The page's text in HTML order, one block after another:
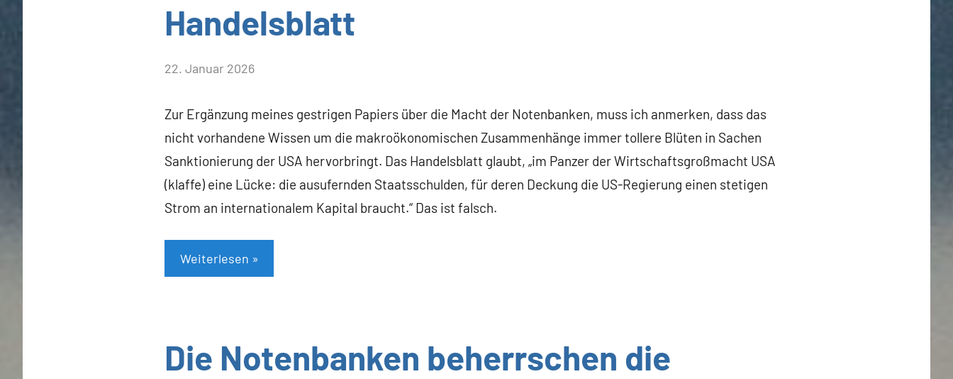
Handelsblatt
von
Flassbeck
22. Januar 2026
Zur Ergänzung meines gestrigen Papiers über die Macht der Notenbanken, muss ich anmerken, dass das
nicht vorhandene Wissen um die makroökonomischen Zusammenhänge immer tollere Blüten in Sachen
Sanktionierung der USA hervorbringt. Das Handelsblatt glaubt, „im Panzer der Wirtschaftsgroßmacht USA
(klaffe) eine Lücke: die ausufernden Staatsschulden, für deren Deckung die US-Regierung einen stetigen
Strom an internationalem Kapital braucht.“ Das ist falsch.
Weiterlesen
Allgemein
Die Notenbanken beherrschen die